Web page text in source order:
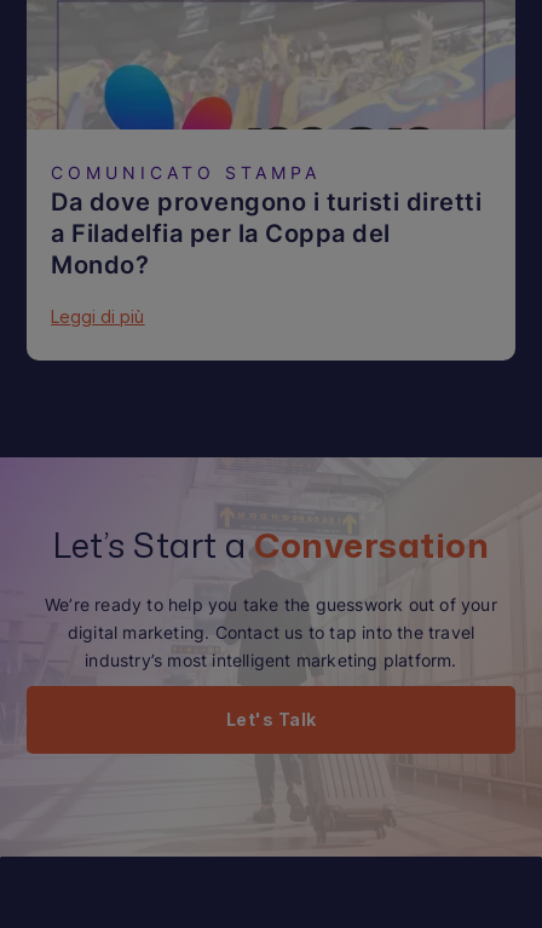
COMUNICATO STAMPA
Da dove provengono i turisti diretti
a Filadelfia per la Coppa del
Mondo?
Leggi di più
Let’s Start a Conversation
We’re ready to help you take the guesswork out of your
digital marketing. Contact us to tap into the travel
industry’s most intelligent marketing platform.
Let's Talk